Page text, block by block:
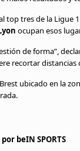
top tres de la Ligue
ocupan esos
de forma”,
recortar distancias
ubicado en la
beIN SPORTS